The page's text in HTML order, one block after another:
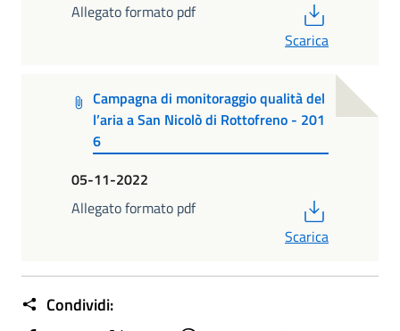
Allegato formato pdf
Scarica
Campagna di monitoraggio qualità del
l’aria a San Nicolò di Rottofreno - 201
6
05-11-2022
Allegato formato pdf
Scarica
Condividi: